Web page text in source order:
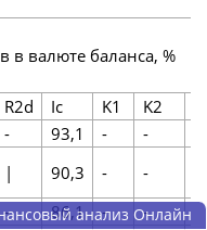
в валюте баланса, %
R2d Ic K1 K2
- 93,1 - -
| 90,3 - -
- 86,1 - -
анализ Онлайн